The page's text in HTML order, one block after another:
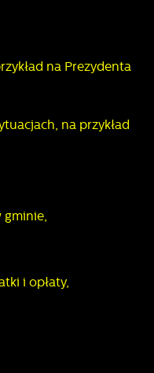
na Prezydenta
na przykład
gminie,
i opłaty,